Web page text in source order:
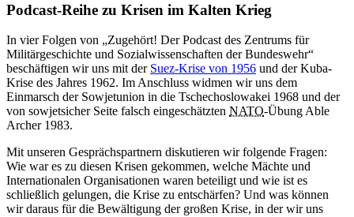
Podcast-Reihe zu Krisen im Kalten Krieg
In vier Folgen von „Zugehört! Der Podcast des Zentrums für
Militärgeschichte und Sozialwissenschaften der Bundeswehr“
beschäftigen wir uns mit der Suez-Krise von 1956 und der Kuba-
Krise des Jahres 1962. Im Anschluss widmen wir uns dem
Einmarsch der Sowjetunion in die Tschechoslowakei 1968 und der
von sowjetsicher Seite falsch eingeschätzten NATO-Übung Able
Archer 1983.
Mit unseren Gesprächspartnern diskutieren wir folgende Fragen:
Wie wares zu diesen Krisen gekommen, welche Mächte und
Internationalen Organisationen waren beteiligt und wie ist es
schließlich gelungen, die Krise zu entschärfen? Und was können
wir daraus für die Bewältigung der großen Krise, in der wir uns